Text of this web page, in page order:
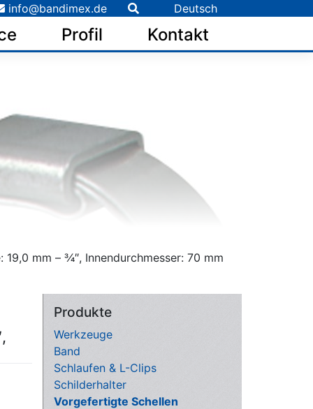
Profil Kontakt
info@bandimex.de Deutsch
mm – 3⁄4″, Innendurchmesser: 70 mm
Produkte
Werkzeuge
Band
Schlaufen & L-Clips
Schilderhalter
Vorgefertigte Schellen